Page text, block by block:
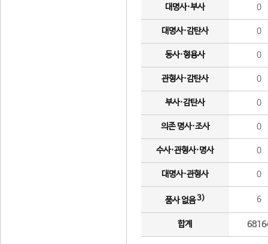
대명사·부사 0
대명사·감탄사 0
동사·형용사 0
관형사·감탄사 0
부사·감탄사 0
의존 명사·조사 0
수사·관형사·명사 0
대명사·관형사 0
품사 없음3) 6
합계